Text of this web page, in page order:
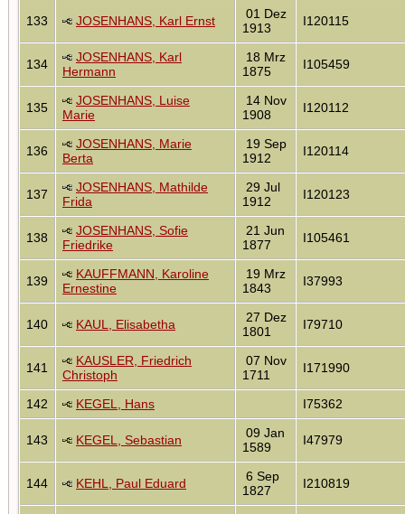
133 JOSENHANS, Karl Ernst
01 Dez
1913
I120115
134
JOSENHANS, Karl
Hermann
18 Mrz
1875
I105459
135
JOSENHANS, Luise
Marie
14 Nov
1908
I120112
136
JOSENHANS, Marie
Berta
19 Sep
1912
I120114
137
JOSENHANS, Mathilde
Frida
29 Jul
1912
I120123
138
JOSENHANS, Sofie
Friedrike
21 Jun
1877
I105461
139
KAUFFMANN, Karoline
Ernestine
19 Mrz
1843
I37993
140 KAUL, Elisabetha
27 Dez
1801
I79710
141
KAUSLER, Friedrich
Christoph
07 Nov
1711
I171990
142 KEGEL, Hans I75362
143 KEGEL, Sebastian
09 Jan
1589
I47979
144 KEHL, Paul Eduard
6 Sep
1827
I210819